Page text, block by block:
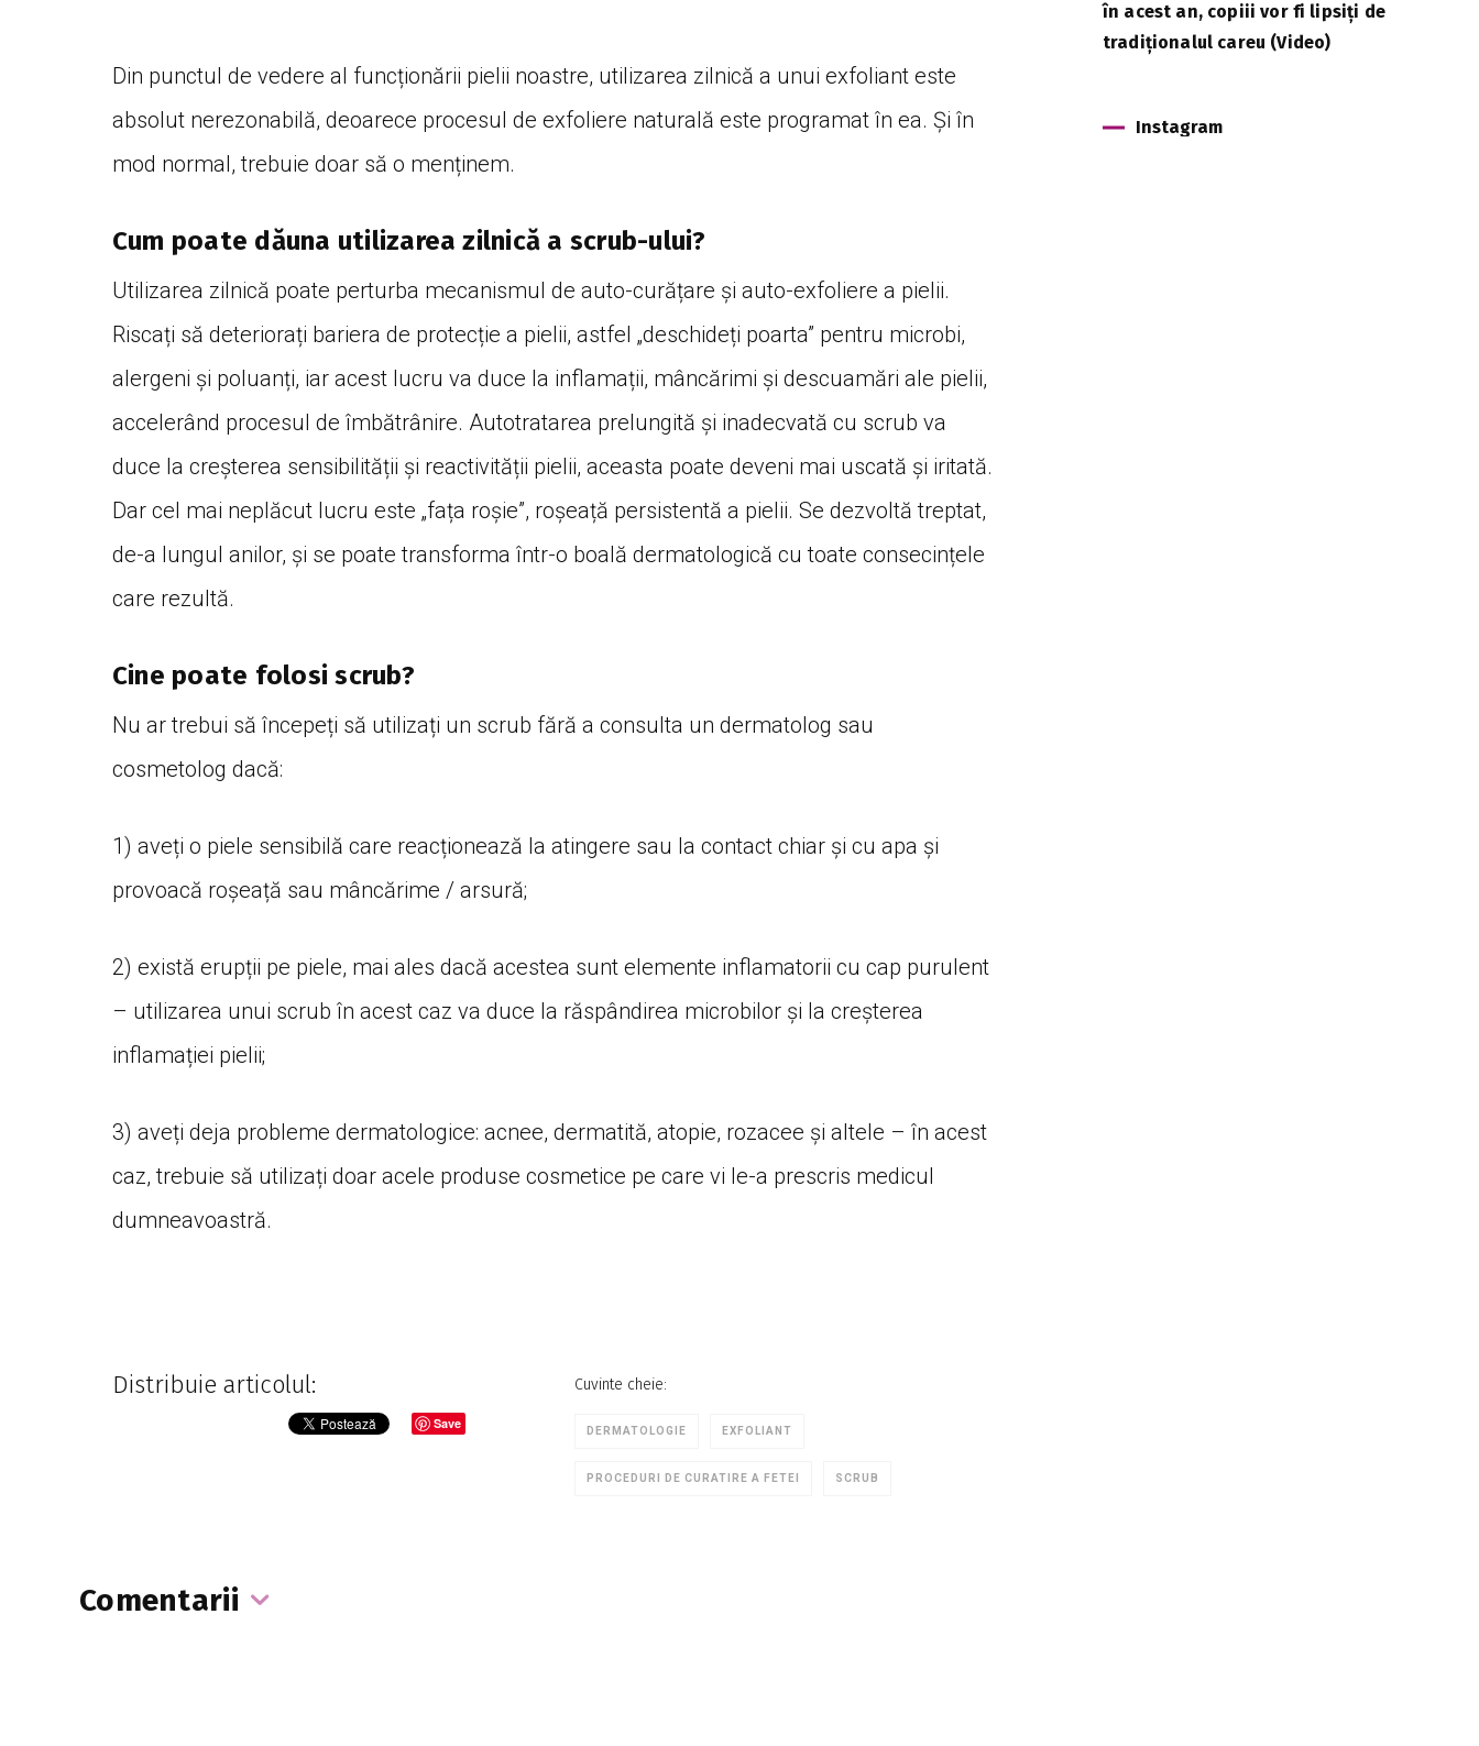
Din punctul de vedere al funcționării pielii noastre, utilizarea zilnică a unui exfoliant este
absolut nerezonabilă, deoarece procesul de exfoliere naturală este programat în ea. Și în
mod normal, trebuie doar să o menținem.
Cum poate dăuna utilizarea zilnică a scrub-ului?
Utilizarea zilnică poate perturba mecanismul de auto-curățare și auto-exfoliere a pielii.
Riscați să deteriorați bariera de protecție a pielii, astfel „deschideți poarta” pentru microbi,
alergeni și poluanți, iar acest lucru va duce la inflamații, mâncărimi și descuamări ale pielii,
accelerând procesul de îmbătrânire. Autotratarea prelungită și inadecvată cu scrub va
duce la creșterea sensibilității și reactivității pielii, aceasta poate deveni mai uscată și iritată.
Dar cel mai neplăcut lucru este „fața roșie”, roșeață persistentă a pielii. Se dezvoltă treptat,
de-a lungul anilor, și se poate transforma într-o boală dermatologică cu toate consecințele
care rezultă.
Cine poate folosi scrub?
Nu ar trebui să începeți să utilizați un scrub fără a consulta un dermatolog sau
cosmetolog dacă:
1) aveți o piele sensibilă care reacționează la atingere sau la contact chiar și cu apa și
provoacă roșeață sau mâncărime / arsură;
2) există erupții pe piele, mai ales dacă acestea sunt elemente inflamatorii cu cap purulent
– utilizarea unui scrub în acest caz va duce la răspândirea microbilor și la creșterea
inflamației pielii;
3) aveți deja probleme dermatologice: acnee, dermatită, atopie, rozacee și altele – în acest
caz, trebuie să utilizați doar acele produse cosmetice pe care vi le-a prescris medicul
dumneavoastră.
Distribuie articolul:
Save
Cuvinte cheie:
DERMATOLOGIE EXFOLIANT
PROCEDURI DE CURATIRE A FETEI SCRUB
Comentarii
în acest an, copiii vor fi lipsiți de
tradiționalul careu (Video)
Instagram